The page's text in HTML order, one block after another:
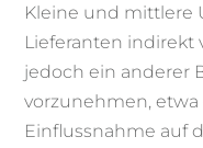
Kleine und mittlere
Lieferanten indirekt
jedoch ein anderer
vorzunehmen,
Einflussnahme auf